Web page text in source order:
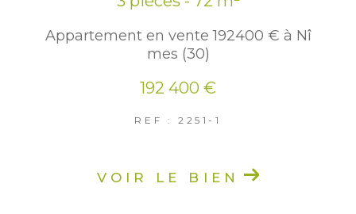
Appartement en vente 192400 € à Nî
mes (30)
192 400 €
REF : 2251-1
VOIR LE BIEN